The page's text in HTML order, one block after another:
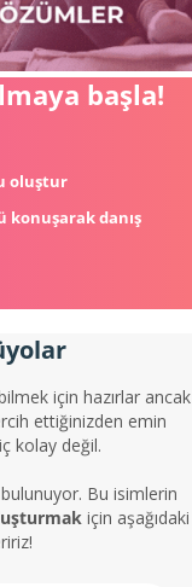
başla!
oluştur
konuşarak danış
için hazırlar ancak
ettiğinizden emin
kolay değil.
Bu isimlerin
için aşağıdaki